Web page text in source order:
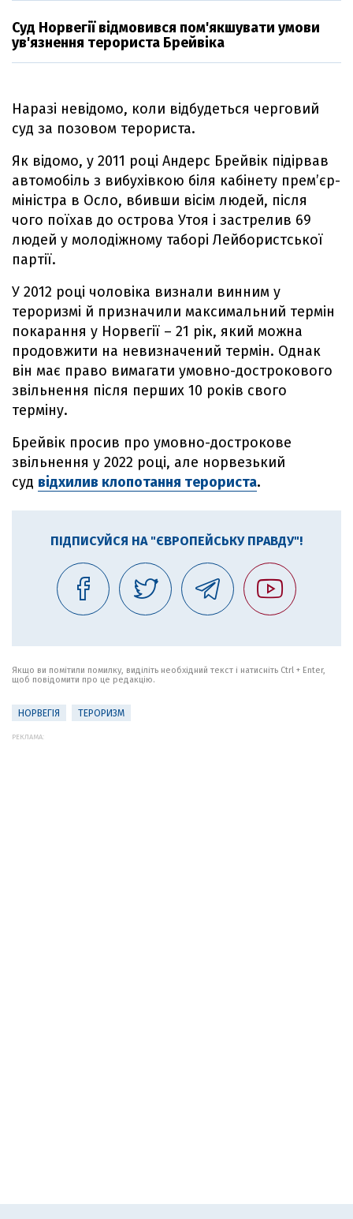
Суд Норвегії відмовився пом'якшувати умови
ув'язнення терориста Брейвіка
Наразі невідомо, коли відбудеться черговий
суд за позовом терориста.
Як відомо, у 2011 році Андерс Брейвік підірвав
автомобіль з вибухівкою біля кабінету прем’єр-
міністра в Осло, вбивши вісім людей, після
чого поїхав до острова Утоя і застрелив 69
людей у молодіжному таборі Лейбористської
партії.
У 2012 році чоловіка визнали винним у
тероризмі й призначили максимальний термін
покарання у Норвегії – 21 рік, який можна
продовжити на невизначений термін. Однак
він має право вимагати умовно-дострокового
звільнення після перших 10 років свого
терміну.
Брейвік просив про умовно-дострокове
звільнення у 2022 році, але норвезький
суд відхилив клопотання терориста.
ПІДПИСУЙСЯ НА "ЄВРОПЕЙСЬКУ ПРАВДУ"!
Якщо ви помітили помилку, виділіть необхідний текст і натисніть Ctrl + Enter,
щоб повідомити про це редакцію.
НОРВЕГІЯ ТЕРОРИЗМ
РЕКЛАМА: